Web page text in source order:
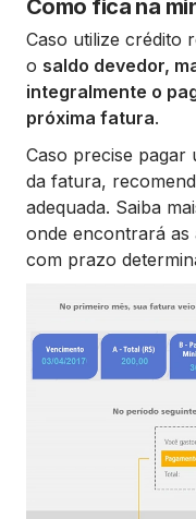
Como fica na
Caso utilize crédito
o saldo devedor,
integralmente o
próxima fatura.
Caso precise
da fatura,
adequada. Saiba
onde encontrará as
com prazo